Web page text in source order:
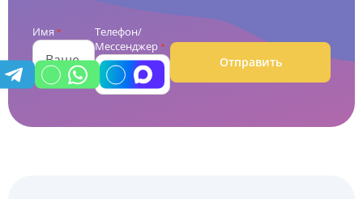
Имя *
Телефон/
Мессенджер *
Отправить